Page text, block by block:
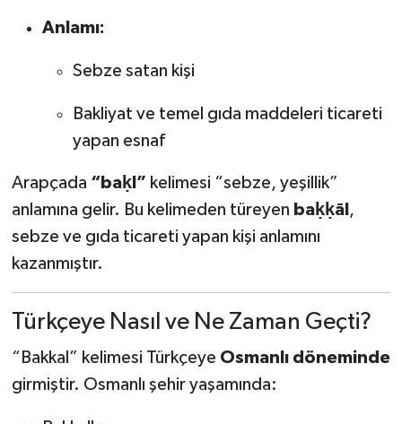
Anlamı:
Sebze satan kişi
Bakliyat ve temel gıda maddeleri ticareti
yapan esnaf
Arapçada “baḳl” kelimesi “sebze, yeşillik”
anlamına gelir. Bu kelimeden türeyen baḳḳāl ,
sebze ve gıda ticareti yapan kişi anlamını
kazanmıştır.
Türkçeye Nasıl ve Ne Zaman Geçti?
“Bakkal” kelimesi Türkçeye Osmanlı döneminde
girmiştir. Osmanlı şehir yaşamında:
ÜÇÜNCÜ SAYFA
SİVİL TOPLUM
SEÇİM 2014
KİM KİMDİR
ÇEK GÖNDER
KİTAP